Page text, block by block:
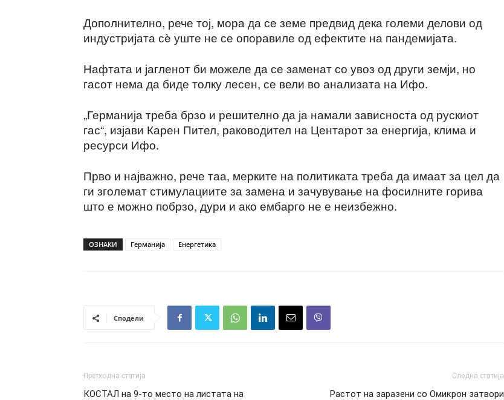
Дополнително, рече тој, мора да се земе предвид дека големи делови од
индустријата сè уште не се опоравиле од ефектите на пандемијата.
Нафтата и јагленот би можеле да се заменат со увоз од други земји, но
гасот нема да биде толку лесен, се вели во анализата на Ифо.
„Германија треба брзо и решително да ја намали зависноста од рускиот
гас“, изјави Карен Пител, раководител на Центарот за енергија, клима и
ресурси Ифо.
Прво и најважно, рече таа, мерките на политиката треба да имаат за цел да
ги зголемат стимулациите за замена и зачувување на фосилните горива
што е можно побрзо, дури и ако ембарго не е неизбежно.
ОЗНАКИ Германија Енергетика
Сподели
Претходна статија
КОСТАЛ на 9-то место на листата на
Следна статија
Растот на заразени со Омикрон затвори